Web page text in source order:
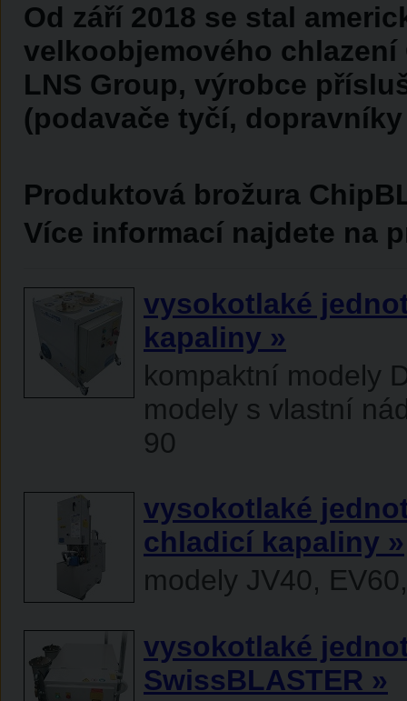
Od září 2018 se stal
velkoobjemového
LNS Group, výrobce
(podavače tyčí,
Produktová brožura
Více informací najdete na
vysokotlaké
kapaliny »
kompaktní modely
modely s vlastní
90
vysokotlaké
chladicí kapaliny »
modely JV40,
vysokotlaké
SwissBLASTER »